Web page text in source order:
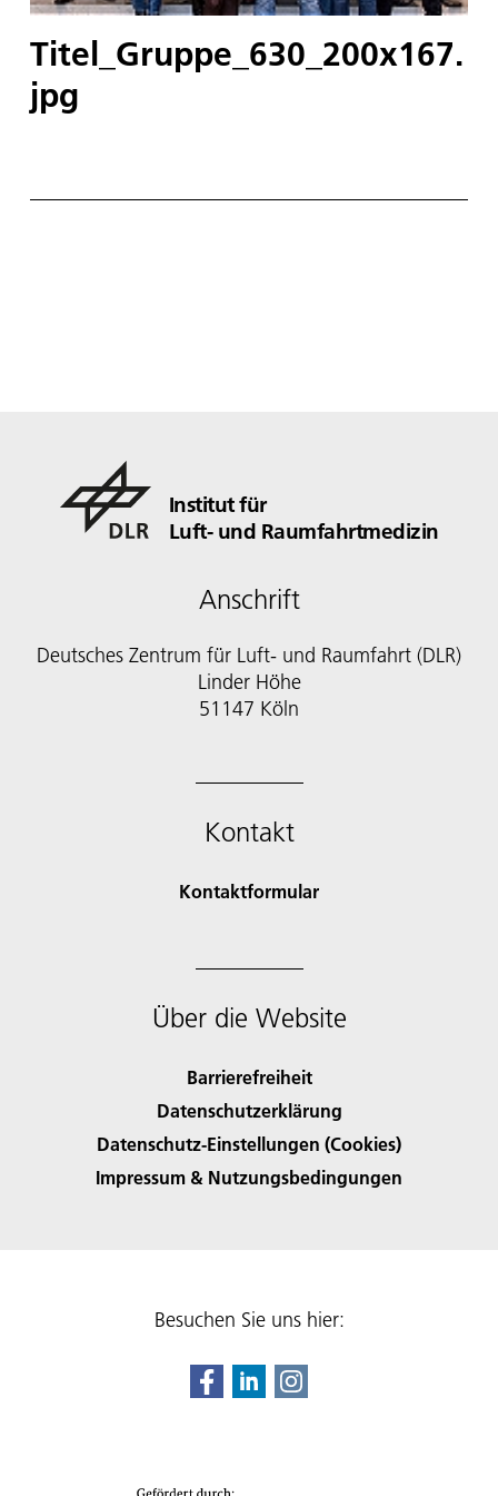
Titel_Gruppe_630_200x167.
jpg
Institut für
Luft- und Raumfahrtmedizin
Anschrift
Deutsches Zentrum für Luft- und Raumfahrt (DLR)
Linder Höhe
51147 Köln
Kontakt
Kontaktformular
Über die Website
Barrierefreiheit
Datenschutzerklärung
Datenschutz-Einstellungen (Cookies)
Impressum & Nutzungsbedingungen
Besuchen Sie uns hier: